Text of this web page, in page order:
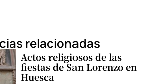
relacionadas
Actos religiosos de las
fiestas de San Lorenzo en
Huesca